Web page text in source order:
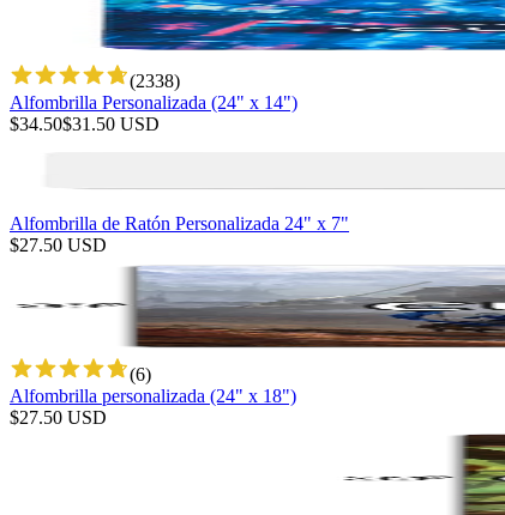
(2338)
Alfombrilla Personalizada (24" x 14")
$34.50$31.50 USD
Alfombrilla de Ratón Personalizada 24" x 7"
$27.50 USD
(6)
Alfombrilla personalizada (24" x 18")
$27.50 USD